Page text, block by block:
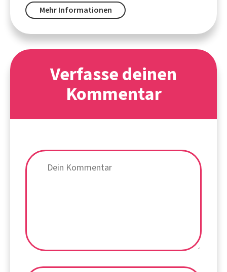
Mehr Informationen
Verfasse deinen
Kommentar